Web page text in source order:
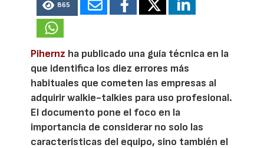
865
Pihernz ha publicado una guía técnica en la
que identifica los diez errores más
habituales que cometen las empresas al
adquirir walkie-talkies para uso profesional.
El documento pone el foco en la
importancia de considerar no solo las
características del equipo, sino también el